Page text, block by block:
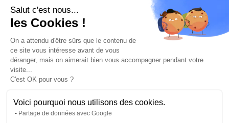
4 Rue de la Bourse - 69001 Lyon
10 rue d'Austerlitz - 75012 Paris
À L'HORIZON 2025
Salut c'est nous...
les Cookies !
On a attendu d'être sûrs que le contenu de
ce site vous intéresse avant de vous
déranger, mais on aimerait bien vous accompagner pendant votre
visite...
C'est OK pour vous ?
Voici pourquoi nous utilisons des cookies.
Partage de données avec Google